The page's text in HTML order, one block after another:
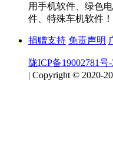
用手机软件、绿色
件、特殊车机软件！
捐赠支持 免责声明
陇ICP备19002781号
| Copyright © 2020-